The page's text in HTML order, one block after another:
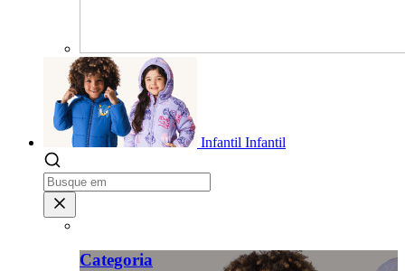
Infantil Infantil
Categoria